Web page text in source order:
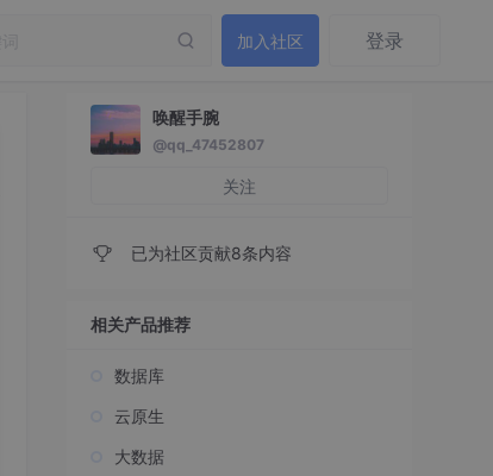
加入社区 登录
唤醒手腕
@qq_47452807
关注
已为社区贡献8条内容
相关产品推荐
数据库
云原生
大数据